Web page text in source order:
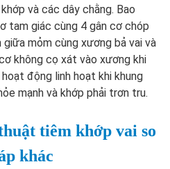
và các dây chằng. Bao
tam giác cùng 4 gân cơ chóp
mỏm cùng xương bả vai và
không cọ xát vào xương khi
động linh hoạt khi khung
mạnh và khớp phải trơn tru.
tiêm khớp vai so
khác